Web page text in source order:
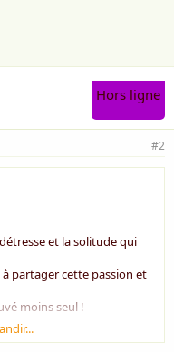
Hors ligne
#2
et la solitude qui
partager cette passion et
moins seul !